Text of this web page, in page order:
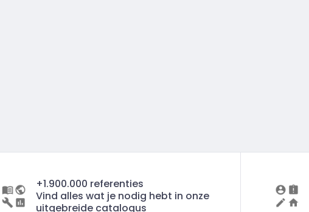
+1.900.000 referenties
Vind alles wat je nodig hebt in onze
uitgebreide catalogus